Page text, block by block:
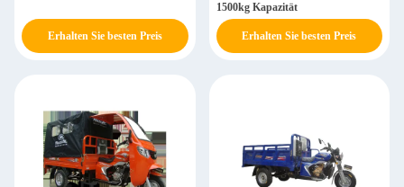
Erhalten Sie besten Preis
1500kg Kapazität
Erhalten Sie besten Preis